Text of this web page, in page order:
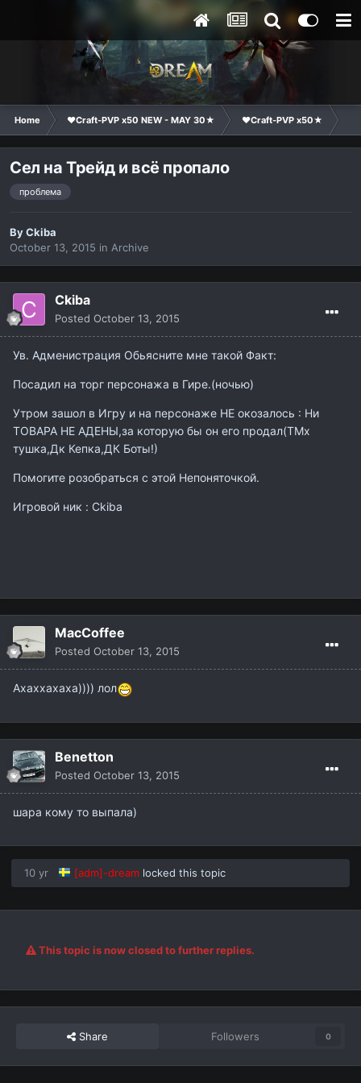
Home ❤Craft-PVP x50 NEW - MAY 30★ ❤Craft-PVP x50★
Сел на Трейд и всё пропало
проблема
ByCkiba
October 13, 2015 in Archive
Ckiba
Posted October 13, 2015
Ув. Адменистрация Обьясните мне такой Факт:
Посадил на торг персонажа в Гире.(ночью)
Утром зашол в Игру и на персонаже НЕ окозалось : Ни
ТОВАРА НЕ АДЕНЫ,за которую бы он его продал(ТМх
тушка,Дк Кепка,ДК Боты!)
Помогите розобраться с этой Непоняточкой.
Игровой ник : Ckiba
MacCoffee
Posted October 13, 2015
Ахаххахаха)))) лол
Benetton
Posted October 13, 2015
шара кому то выпала)
10 yr [adm]-dream locked this topic
This topic is now closed to further replies.
Share Followers 0